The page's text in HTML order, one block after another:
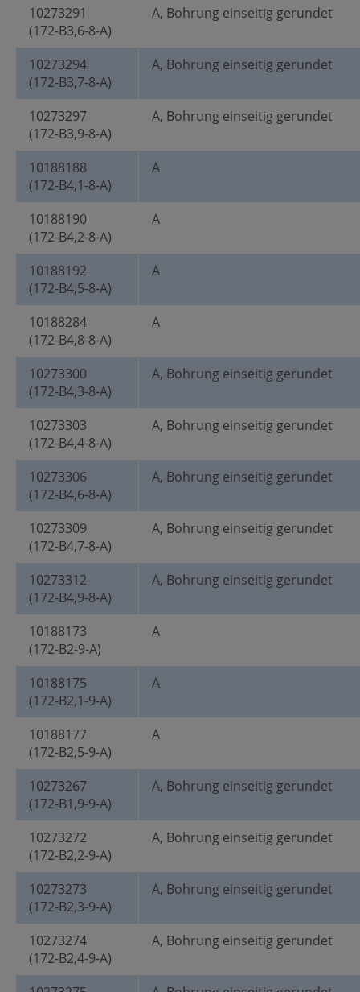
10273291
(172-B3,6-8-A)
A, Bohrung einseitig gerundet
10273294
(172-B3,7-8-A)
A, Bohrung einseitig gerundet
10273297
(172-B3,9-8-A)
A, Bohrung einseitig gerundet
10188188
(172-B4,1-8-A)
A
10188190
(172-B4,2-8-A)
A
10188192
(172-B4,5-8-A)
A
10188284
(172-B4,8-8-A)
A
10273300
(172-B4,3-8-A)
A, Bohrung einseitig gerundet
10273303
(172-B4,4-8-A)
A, Bohrung einseitig gerundet
10273306
(172-B4,6-8-A)
A, Bohrung einseitig gerundet
10273309
(172-B4,7-8-A)
A, Bohrung einseitig gerundet
10273312
(172-B4,9-8-A)
A, Bohrung einseitig gerundet
10188173
(172-B2-9-A)
A
10188175
(172-B2,1-9-A)
A
10188177
(172-B2,5-9-A)
A
10273267
(172-B1,9-9-A)
A, Bohrung einseitig gerundet
10273272
(172-B2,2-9-A)
A, Bohrung einseitig gerundet
10273273
(172-B2,3-9-A)
A, Bohrung einseitig gerundet
10273274
(172-B2,4-9-A)
A, Bohrung einseitig gerundet